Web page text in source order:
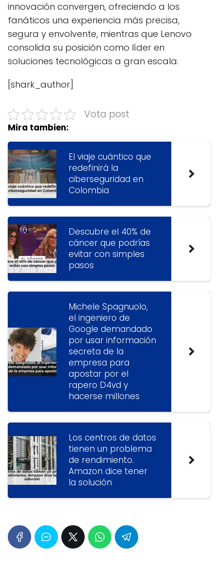
innovación convergen, ofreciendo a los
fanáticos una experiencia más precisa,
segura y envolvente, mientras que Lenovo
consolida su posición como líder en
soluciones tecnológicas a gran escala.
[shark_author]
Vota post
Mira tambien:
El viaje cuántico que
redefinirá la
ciberseguridad en
Colombia
Descubre el 40% de
cáncer que podrías
evitar con simples
pasos
Michele Spagnuolo,
el ingeniero de
Google demandado
por usar información
secreta de la
empresa para
apostar por el
rapero D4vd y
hacerse millones
Los centros de datos
tienen un problema
de rendimiento.
Amazon dice tener
la solución